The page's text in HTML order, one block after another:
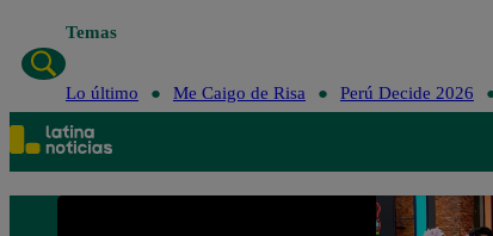
Temas
Lo último Me Caigo de Risa Perú Decide 2026